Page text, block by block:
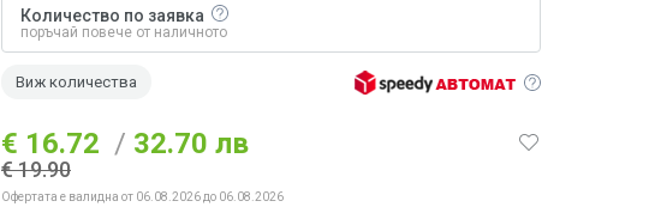
Количество по заявка
поръчай повече от наличното
Виж количества
€ 16.72 / 32.70 лв
€ 19.90
Офертата е валидна от 06.08.2026 до 06.08.2026